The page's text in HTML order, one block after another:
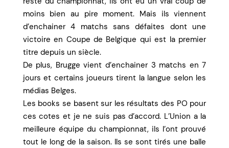
moins bien au pire moment. Mais ils viennent
d’enchainer 4 matchs sans défaites dont une
victoire en Coupe de Belgique qui est la premier
titre depuis un siècle.
De plus, Brugge vient d’enchainer 3 matchs en 7
jours et certains joueurs tirent la langue selon les
médias Belges.
Les books se basent sur les résultats des PO pour
ces cotes et je ne suis pas d’accord. L’Union a la
meilleure équipe du championnat, ils l’ont prouvé
tout le long de la saison. Ils se sont tirés une balle